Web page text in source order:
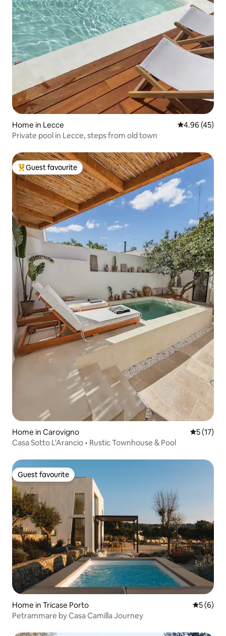
Home in Lecce 4.96 out of 5
4.96 (45)
Private pool in Lecce, steps from old town
Top guest favourite
Guest favourite
Home in Carovigno 5 out of 5
5 (17)
Casa Sotto L'Arancio • Rustic Townhouse & Pool
Guest favourite
Guest favourite
Home in Tricase Porto 5 out of
5 (6)
Petrammare by Casa Camilla Journey